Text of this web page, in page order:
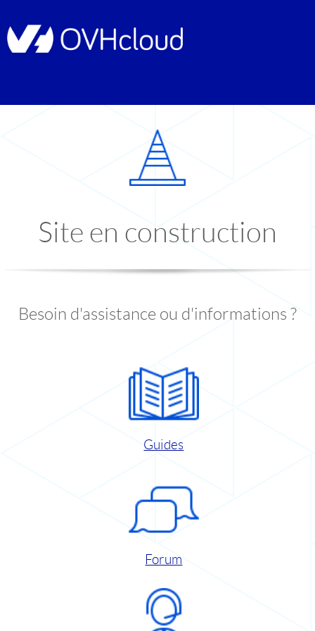
Site en construction
Besoin d'assistance ou d'informations ?
Guides
Forum